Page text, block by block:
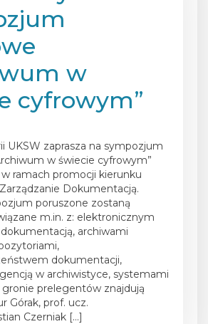
w
cyfrowym”
UKSW zaprasza na sympozjum
w świecie cyfrowym”
ramach promocji kierunku
Dokumentacją.
poruszone zostaną
m.in. z: elektronicznym
archiwami
dokumentacji,
w archiwistyce, systemami
gronie prelegentów znajdują
Górak, prof. ucz.
Czerniak […]